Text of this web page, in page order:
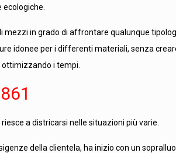
mezzi in grado di affrontare qualunque
idonee per i differenti materiali, senza
i tempi.
a districarsi nelle situazioni più varie.
della clientela, ha inizio con un